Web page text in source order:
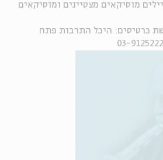
מוסיקאים מצטיינים ומוסיקאים
כרטיסים: היכל התרבות פתח